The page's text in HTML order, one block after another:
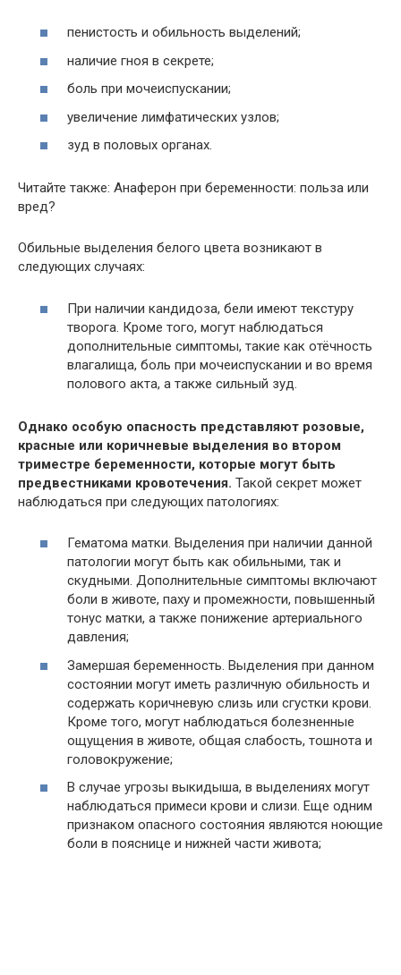
пенистость и обильность выделений;
наличие гноя в секрете;
боль при мочеиспускании;
увеличение лимфатических узлов;
зуд в половых органах.
Читайте также: Анаферон при беременности: польза или
вред?
Обильные выделения белого цвета возникают в
следующих случаях:
При наличии кандидоза, бели имеют текстуру
творога. Кроме того, могут наблюдаться
дополнительные симптомы, такие как отёчность
влагалища, боль при мочеиспускании и во время
полового акта, а также сильный зуд.
Однако особую опасность представляют розовые,
красные или коричневые выделения во втором
триместре беременности, которые могут быть
предвестниками кровотечения. Такой секрет может
наблюдаться при следующих патологиях:
Гематома матки. Выделения при наличии данной
патологии могут быть как обильными, так и
скудными. Дополнительные симптомы включают
боли в животе, паху и промежности, повышенный
тонус матки, а также понижение артериального
давления;
Замершая беременность. Выделения при данном
состоянии могут иметь различную обильность и
содержать коричневую слизь или сгустки крови.
Кроме того, могут наблюдаться болезненные
ощущения в животе, общая слабость, тошнота и
головокружение;
В случае угрозы выкидыша, в выделениях могут
наблюдаться примеси крови и слизи. Еще одним
признаком опасного состояния являются ноющие
боли в пояснице и нижней части живота;